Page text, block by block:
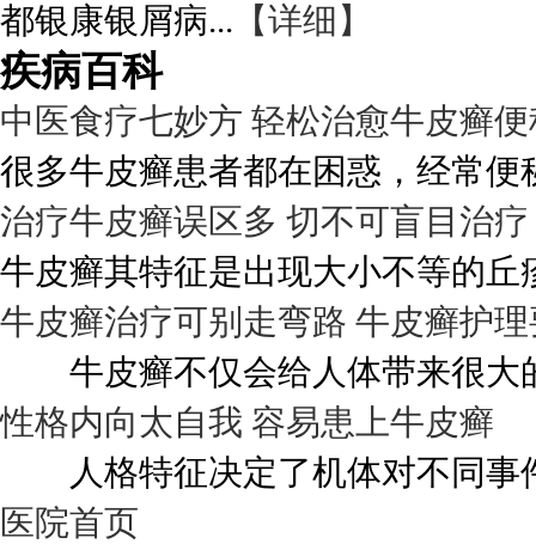
都银康银屑病... 【详细】
疾病百科
中医食疗七妙方 轻松治愈牛皮癣
很多牛皮癣患者都在困惑，经常便
治疗牛皮癣误区多 切不可盲目治疗
牛皮癣其特征是出现大小不等的丘
牛皮癣治疗可别走弯路 牛皮癣护
牛皮癣不仅会给人体带来很大
性格内向太自我 容易患上牛皮癣
人格特征决定了机体对不同事
医院首页